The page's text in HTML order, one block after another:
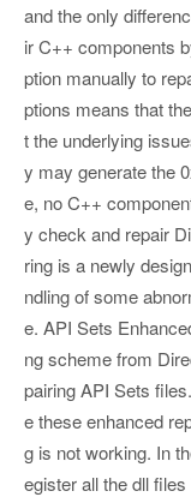
and the only
ir C++ components
ption manually to
ptions means that
t the underlying
y may generate the
e, no C++
y check and repair
ring is a newly
ndling of some
e. API Sets
ng scheme from
pairing API Sets
e these enhanced
g is not working. In
egister all the dll